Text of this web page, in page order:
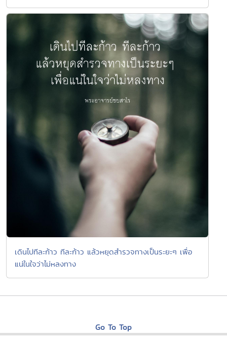
เดินไปทีละก้าว ทีละก้าว แล้วหยุดสำรวจทางเป็นระยะๆ เพื่อ
แน่ในใจว่าไม่หลงทาง
Go To Top